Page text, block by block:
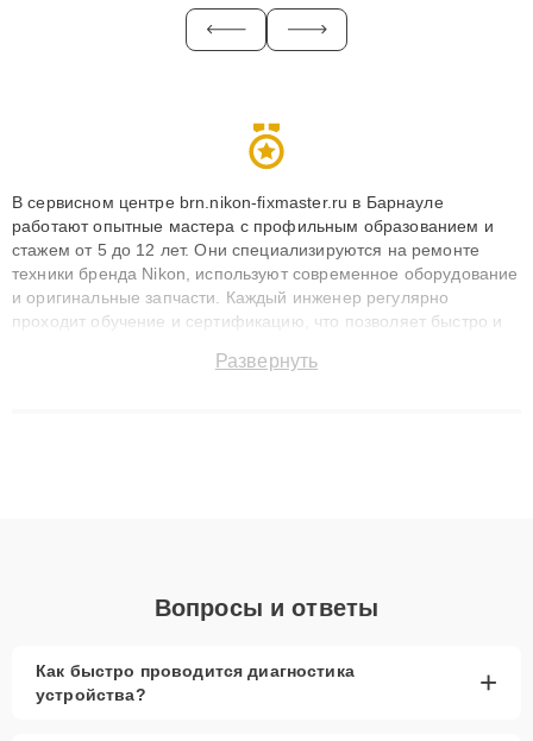
В сервисном центре brn.nikon-fixmaster.ru в Барнауле
работают опытные мастера с профильным образованием и
стажем от 5 до 12 лет. Они специализируются на ремонте
техники бренда Nikon, используют современное оборудование
и оригинальные запчасти. Каждый инженер регулярно
проходит обучение и сертификацию, что позволяет быстро и
сохранением гарантии до 3 лет. Наши мастера решают
Развернуть
Вопросы и ответы
Как быстро проводится диагностика
устройства?
+